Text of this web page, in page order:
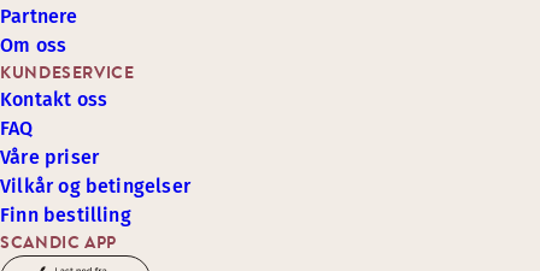
SCANDIC APP
KUNDESERVICE
Kontakt oss
FAQ
Våre priser
Vilkår og betingelser
Finn bestilling
Partnere
Om oss